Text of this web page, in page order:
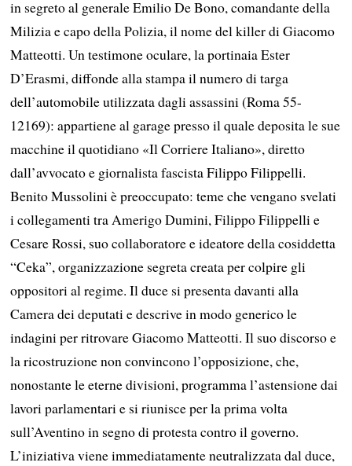
in segreto al generale Emilio De Bono, comandante della
Milizia e capo della Polizia, il nome del killer di Giacomo
Matteotti. Un testimone oculare, la portinaia Ester
D’Erasmi, diffonde alla stampa il numero di targa
dell’automobile utilizzata dagli assassini (Roma 55-
12169): appartiene al garage presso il quale deposita le sue
macchine il quotidiano «Il Corriere Italiano», diretto
dall’avvocato e giornalista fascista Filippo Filippelli.
Benito Mussolini è preoccupato: teme che vengano svelati
i collegamenti tra Amerigo Dumini, Filippo Filippelli e
Cesare Rossi, suo collaboratore e ideatore della cosiddetta
“Ceka”, organizzazione segreta creata per colpire gli
oppositori al regime. Il duce si presenta davanti alla
Camera dei deputati e descrive in modo generico le
indagini per ritrovare Giacomo Matteotti. Il suo discorso e
la ricostruzione non convincono l’opposizione, che,
nonostante le eterne divisioni, programma l’astensione dai
lavori parlamentari e si riunisce per la prima volta
sull’Aventino in segno di protesta contro il governo.
L’iniziativa viene immediatamente neutralizzata dal duce,